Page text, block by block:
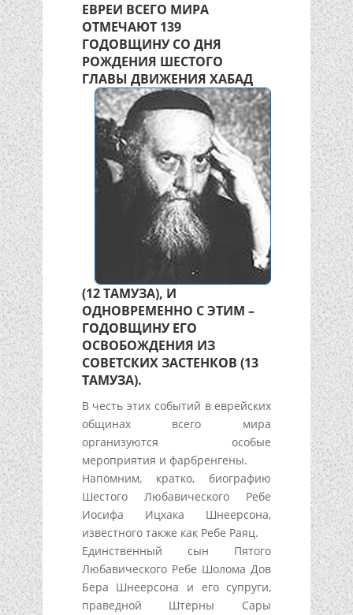
ЕВРЕИ ВСЕГО МИРА
ОТМЕЧАЮТ 139
ГОДОВЩИНУ СО ДНЯ
РОЖДЕНИЯ ШЕСТОГО
ГЛАВЫ ДВИЖЕНИЯ ХАБАД
(12 ТАМУЗА), И
ОДНОВРЕМЕННО С ЭТИМ –
ГОДОВЩИНУ ЕГО
ОСВОБОЖДЕНИЯ ИЗ
СОВЕТСКИХ ЗАСТЕНКОВ (13
ТАМУЗА).
В честь этих событий в еврейских
общинах всего мира
организуются особые
мероприятия и фарбренгены.
Напомним, кратко, биографию
Шестого Любавического Ребе
Иосифа Ицхака Шнеерсона,
известного также как Ребе Раяц.
Единственный сын Пятого
Любавического Ребе Шолома Дов
Бера Шнеерсона и его супруги,
праведной Штерны Сары